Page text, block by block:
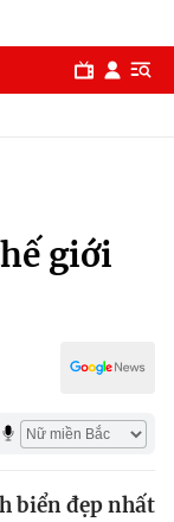
giới
biển đẹp nhất